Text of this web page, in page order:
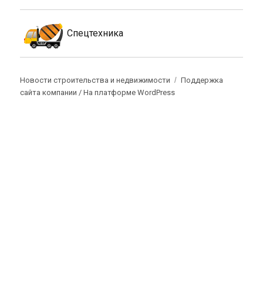
Спецтехника
Новости строительства и недвижимости
Поддержка
сайта компании /На платформе WordPress